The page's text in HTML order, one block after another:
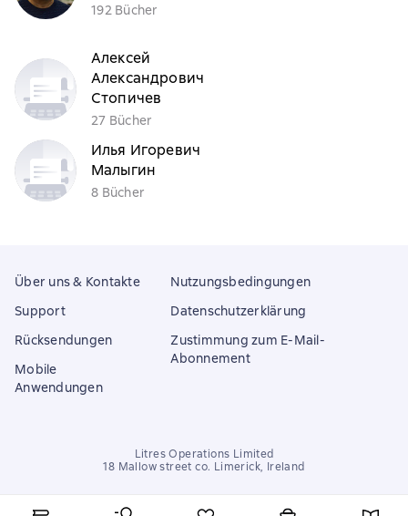
192 Bücher
Алексей
Александрович
Стопичев
27 Bücher
Илья Игоревич
Малыгин
8 Bücher
Über uns & Kontakte
Support
Rücksendungen
Mobile
Anwendungen
Nutzungsbedingungen
Datenschutzerklärung
Zustimmung zum E-Mail-
Abonnement
Litres Operations Limited
18 Mallow street co. Limerick, Ireland